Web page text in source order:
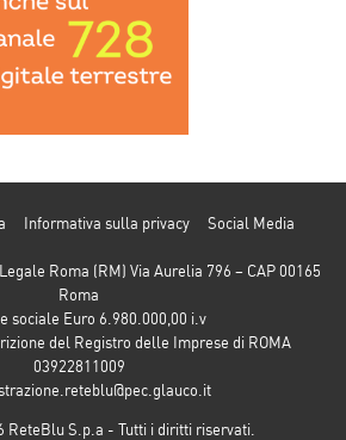
Informativa sulla privacy
Social Media
Roma (RM) Via Aurelia 796 – CAP 00165
Roma
sociale Euro 6.980.000,00 i.v
del Registro delle Imprese di ROMA
03922811009
ReteBlu S.p.a - Tutti i diritti riservati.